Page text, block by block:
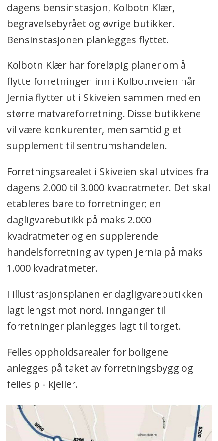
dagens bensinstasjon, Kolbotn Klær,
begravelsebyrået og øvrige butikker.
Bensinstasjonen planlegges flyttet.
Kolbotn Klær har foreløpig planer om å
flytte forretningen inn i Kolbotnveien når
Jernia flytter ut i Skiveien sammen med en
større matvareforretning. Disse butikkene
vil være konkurenter, men samtidig et
supplement til sentrumshandelen.
Forretningsarealet i Skiveien skal utvides fra
dagens 2.000 til 3.000 kvadratmeter. Det skal
etableres bare to forretninger; en
dagligvarebutikk på maks 2.000
kvadratmeter og en supplerende
handelsforretning av typen Jernia på maks
1.000 kvadratmeter.
I illustrasjonsplanen er dagligvarebutikken
lagt lengst mot nord. Innganger til
forretninger planlegges lagt til torget.
Felles oppholdsarealer for boligene
anlegges på taket av forretningsbygg og
felles p - kjeller.